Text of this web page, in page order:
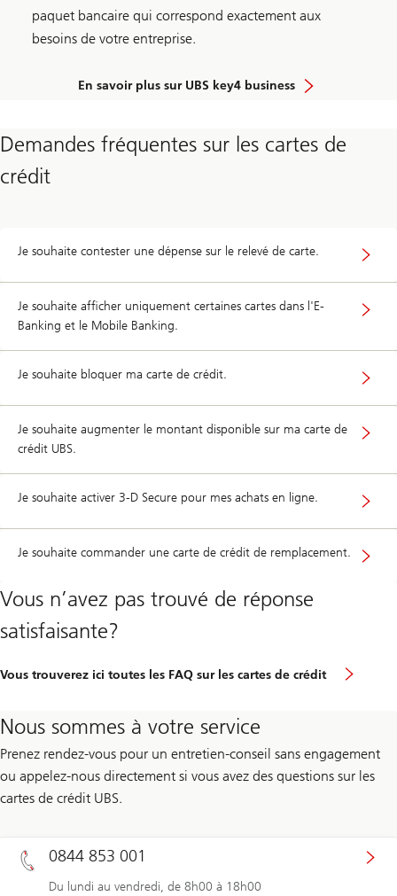
paquet bancaire qui correspond exactement aux
besoins de votre entreprise.
En savoir plus sur UBS key4 business
Demandes fréquentes sur les cartes de
crédit
Je souhaite contester une dépense sur le relevé de carte.
Je souhaite afficher uniquement certaines cartes dans l'E-
Banking et le Mobile Banking.
Je souhaite bloquer ma carte de crédit.
Je souhaite augmenter le montant disponible sur ma carte de
crédit UBS.
Je souhaite activer 3-D Secure pour mes achats en ligne.
Je souhaite commander une carte de crédit de remplacement.
Vous n’avez pas trouvé de réponse
satisfaisante?
Vous trouverez ici toutes les FAQ sur les cartes de crédit
Nous sommes à votre service
Prenez rendez-vous pour un entretien-conseil sans engagement
ou appelez-nous directement si vous avez des questions sur les
cartes de crédit UBS.
0844 853 001
Du lundi au vendredi, de 8h00 à 18h00